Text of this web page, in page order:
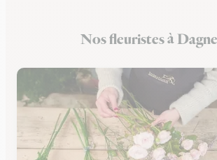
Fleuristes à Oyonnax
Nos fleuristes à